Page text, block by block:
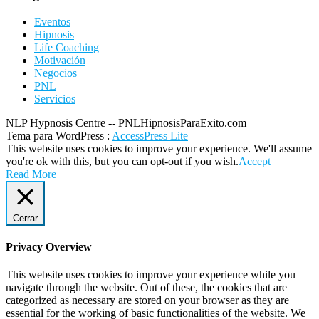
Eventos
Hipnosis
Life Coaching
Motivación
Negocios
PNL
Servicios
NLP Hypnosis Centre -- PNLHipnosisParaExito.com
Tema para WordPress : AccessPress Lite
This website uses cookies to improve your experience. We'll assume
you're ok with this, but you can opt-out if you wish.Accept
Read More
Cerrar
Privacy Overview
This website uses cookies to improve your experience while you
navigate through the website. Out of these, the cookies that are
categorized as necessary are stored on your browser as they are
essential for the working of basic functionalities of the website. We